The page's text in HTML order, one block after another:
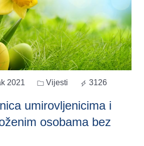
2021 Vijesti 3126
umirovljenicima i
osobama bez